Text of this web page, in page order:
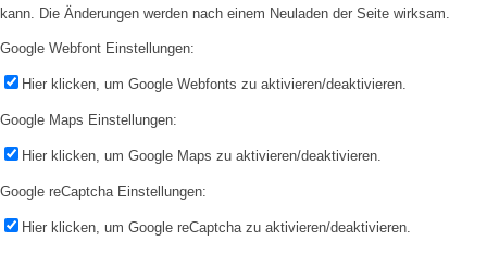
kann. Die Änderungen werden nach einem Neuladen der Seite wirksam.
Google Webfont Einstellungen:
Hier klicken, um Google Webfonts zu aktivieren/deaktivieren.
Google Maps Einstellungen:
Hier klicken, um Google Maps zu aktivieren/deaktivieren.
Google reCaptcha Einstellungen:
Hier klicken, um Google reCaptcha zu aktivieren/deaktivieren.